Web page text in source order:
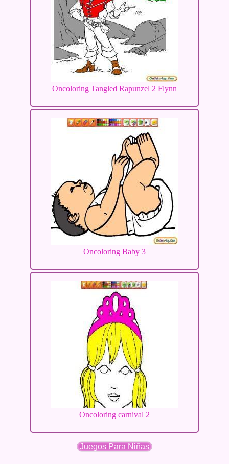
Oncoloring Tangled Rapunzel 2 Flynn
Oncoloring Baby 3
Oncoloring carnival 2
Juegos Para Niñas